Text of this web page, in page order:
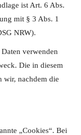
ist Art. 6 Abs.
mit § 3 Abs. 1
(DSG NRW).
verwenden
Die in diesem
wir, nachdem die
„Cookies“. Bei